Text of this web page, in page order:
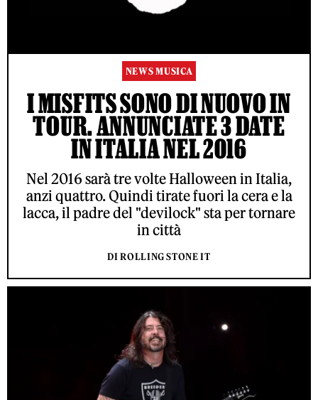
NEWS MUSICA
I MISFITS SONO DI NUOVO IN
TOUR. ANNUNCIATE 3 DATE
IN ITALIA NEL 2016
Nel 2016 sarà tre volte Halloween in Italia,
anzi quattro. Quindi tirate fuori la cera e la
lacca, il padre del "devilock" sta per tornare
in città
DI ROLLING STONE IT